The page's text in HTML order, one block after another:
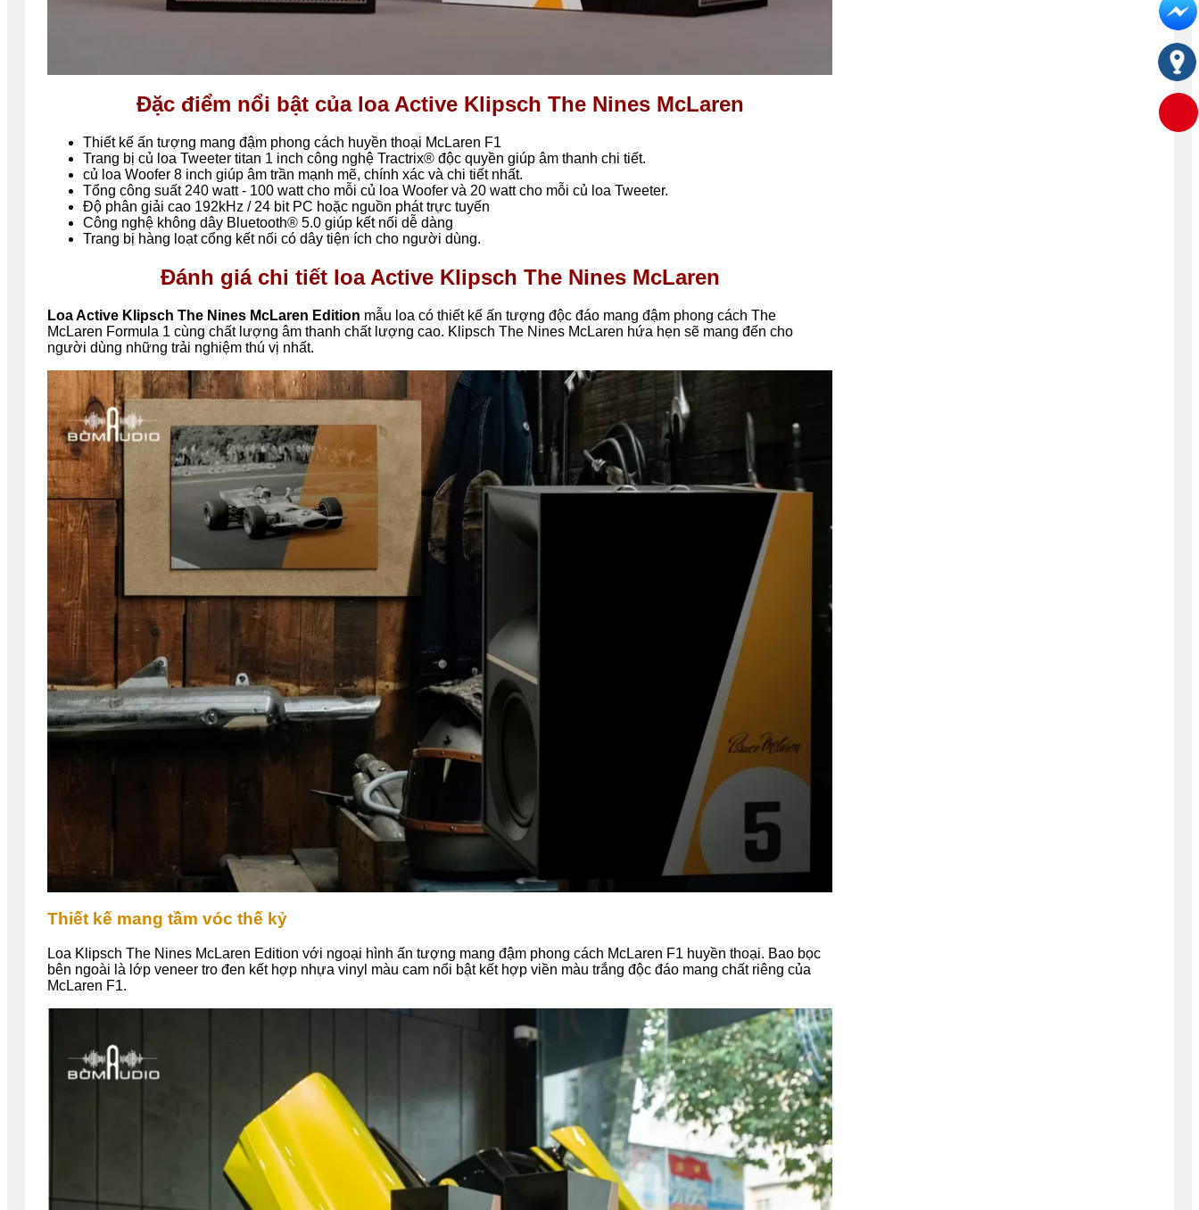
Đặc điểm nổi bật của loa Active Klipsch The Nines McLaren
Thiết kế ấn tượng mang đậm phong cách huyền thoại McLaren F1
Trang bị củ loa Tweeter titan 1 inch công nghệ Tractrix® độc quyền giúp âm thanh chi tiết.
củ loa Woofer 8 inch giúp âm trần mạnh mẽ, chính xác và chi tiết nhất.
Tổng công suất 240 watt - 100 watt cho mỗi củ loa Woofer và 20 watt cho mỗi củ loa Tweeter.
Độ phân giải cao 192kHz / 24 bit PC hoặc nguồn phát trực tuyến
Công nghệ không dây Bluetooth® 5.0 giúp kết nối dễ dàng
Trang bị hàng loạt cổng kết nối có dây tiện ích cho người dùng.
Đánh giá chi tiết loa Active Klipsch The Nines McLaren
LoaActive Klipsch The Nines McLaren Edition mẫu loa có thiết kế ấn tượng độc đáo mang đậm phong cách The
McLaren Formula 1 cùng chất lượng âm thanh chất lượng cao. Klipsch The Nines McLaren hứa hẹn sẽ mang đến cho
người dùng những trải nghiệm thú vị nhất.
Thiết kế mang tầm vóc thế kỷ
Loa Klipsch The Nines McLaren Edition với ngoại hình ấn tượng mang đậm phong cách McLaren F1 huyền thoại. Bao bọc
bên ngoài là lớp veneer tro đen kết hợp nhựa vinyl màu cam nổi bật kết hợp viền màu trắng độc đáo mang chất riêng của
McLaren F1.